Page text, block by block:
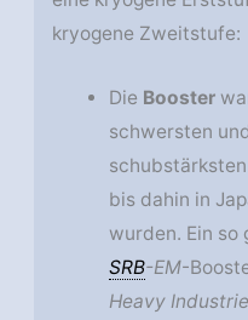
kryogene Zweitstufe:
Die Booster
schwersten
bis dahin in
wurden. Ein so
SRB-EM-
Heavy